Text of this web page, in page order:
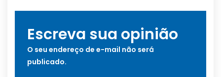
Escreva sua opinião
O seu endereço de e-mail não será
publicado.